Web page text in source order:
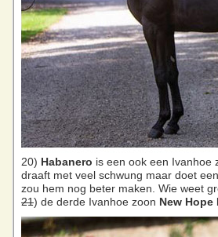
20) Habanero is een ook een Ivanhoe
draaft met veel schwung maar doet
zou hem nog beter maken. Wie weet
21) de derde Ivanhoe zoon New Hope